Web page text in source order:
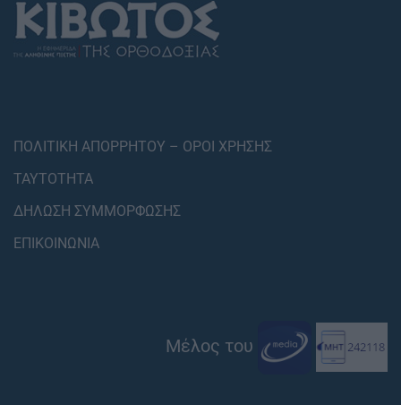
ΠΟΛΙΤΙΚΗ ΑΠΟΡΡΗΤΟΥ – ΟΡΟΙ ΧΡΗΣΗΣ
ΤΑΥΤΟΤΗΤΑ
ΔΗΛΩΣΗ ΣΥΜΜΟΡΦΩΣΗΣ
ΕΠΙΚΟΙΝΩΝΙΑ
Μέλος του